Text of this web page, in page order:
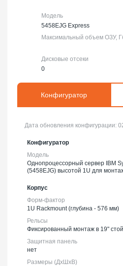
Конфигуратор
Дата обновления конфигурации:
Конфигуратор
Модель
Однопроцессорный сервер IBM
(5458EJG) высотой 1U для
Корпус
Форм-фактор
1U Rackmount (глубина - 576 мм)
Рельсы
Фиксированный монтаж в 19"
Защитная панель
нет
Размеры (ДхШхВ)
Модель
5458EJG Express
Максимальный объем ОЗУ,
Дисковые отсеки
0